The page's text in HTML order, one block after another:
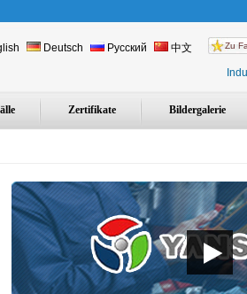
Deutsch Русский 中文 Zu
Zertifikate Bildergalerie